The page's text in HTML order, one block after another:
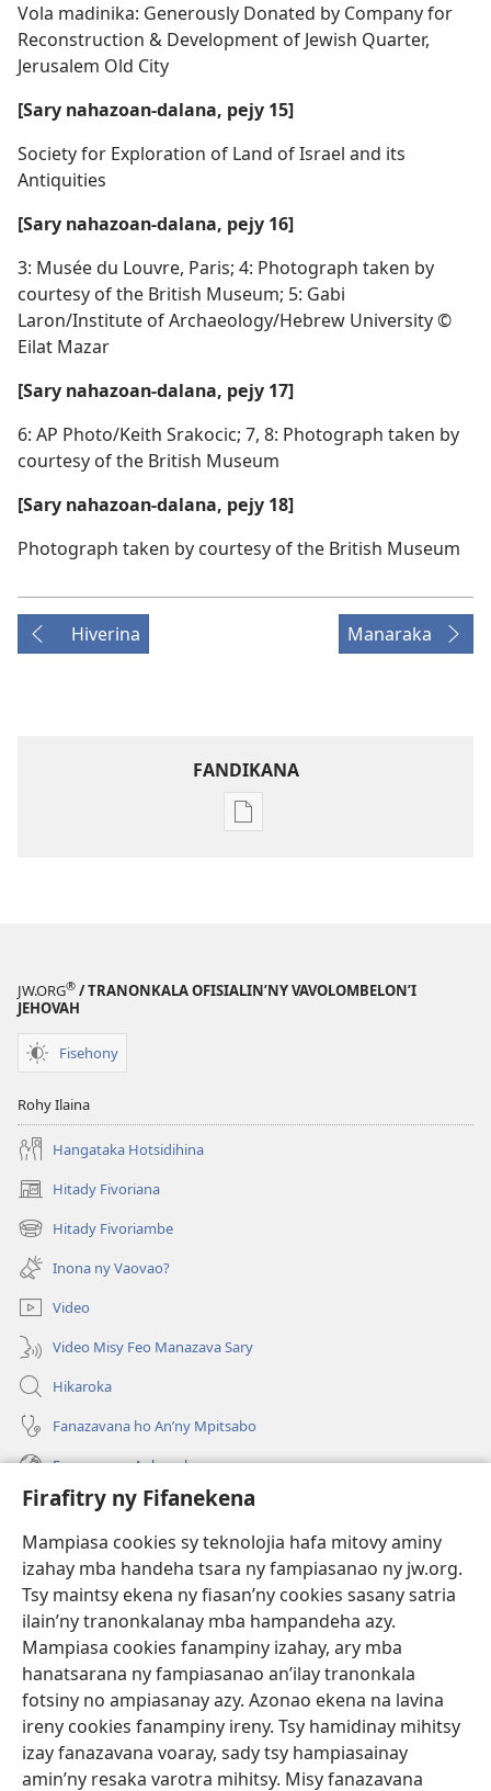
Firafitry ny Fifanekena
Mampiasa cookies sy teknolojia hafa mitovy aminy
izahay mba handeha tsara ny fampiasanao ny jw.org.
Tsy maintsy ekena ny fiasan’ny cookies sasany satria
ilain’ny tranonkalanay mba hampandeha azy.
Mampiasa cookies fanampiny izahay, ary mba
hanatsarana ny fampiasanao an’ilay tranonkala
fotsiny no ampiasanay azy. Azonao ekena na lavina
ireny cookies fanampiny ireny. Tsy hamidinay mihitsy
izay fanazavana voaray, sady tsy hampiasainay
amin’ny resaka varotra mihitsy. Misy fanazavana
Vola madinika: Generously Donated by Company for
Reconstruction & Development of Jewish Quarter,
Jerusalem Old City
[Sary nahazoan-dalana, pejy 15]
Society for Exploration of Land of Israel and its
Antiquities
[Sary nahazoan-dalana, pejy 16]
3: Musée du Louvre, Paris; 4: Photograph taken by
courtesy of the British Museum; 5: Gabi
Laron/Institute of Archaeology/Hebrew University ©
Eilat Mazar
[Sary nahazoan-dalana, pejy 17]
6: AP Photo/Keith Srakocic; 7, 8: Photograph taken by
courtesy of the British Museum
[Sary nahazoan-dalana, pejy 18]
Photograph taken by courtesy of the British Museum
Hiverina Manaraka
FANDIKANA
Fandikana
JW.ORG® / TRANONKALA OFISIALIN’NY VAVOLOMBELON’I
JEHOVAH
Fisehony
Rohy Ilaina
Hangataka Hotsidihina
Hitady Fivoriana
(manokatra
rohy) Hitady Fivoriambe
(manokatra
rohy) Inona ny Vaovao?
Video
Video Misy Feo Manazava Sary
Hikaroka
Fanazavana ho An’ny Mpitsabo
Fanazavana Ankapobeny
Fanampiana
Fanomezana
(manokatra
rohy)
FITEHIRIZAM-BOKIN’NY Vavolombelon’i Jehovah
(manokatra
rohy)
JW Hub
(manokatra
rohy)
JW Library
Watchtower Library ®